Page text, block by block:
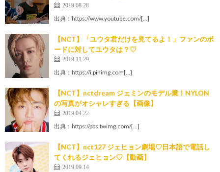
2019.08.28
出典：https://www.youtube.com/[…]
【NCT】「ユウタ君だけを見てるよ！」ファンのボ
ードに対してユウタは？♡
2019.11.29
出典：https://i.pinimg.com[…]
【NCT】nctdream ジェミンのモデル業！NYLON
の写真がオシャレすぎる【画像】
2019.04.22
出典：https://pbs.twimg.com/[…]
【NCT】nct127 ジェヒョン劇場♡日本語で電話し
てくれるジェヒョン♡【動画】
2019.09.14